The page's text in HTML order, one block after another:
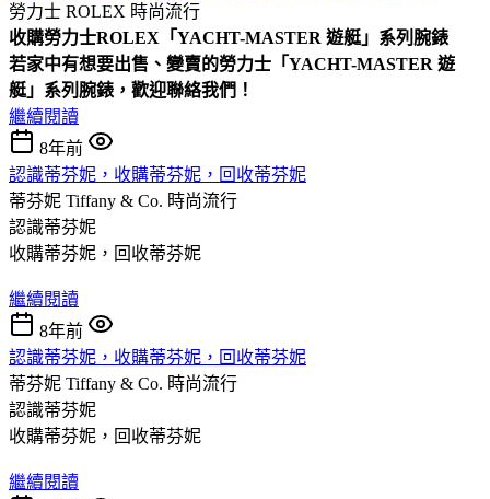
勞力士 ROLEX 時尚流行
收購勞力士ROLEX「YACHT-MASTER 遊艇 」 系列腕錶
若家中有想要出售、變賣的勞力士「YACHT-MASTER 遊
艇」系列腕錶，歡迎聯絡我們！
繼續閱讀
8年前
認識蒂芬妮，收購蒂芬妮，回收蒂芬妮
蒂芬妮 Tiffany & Co. 時尚流行
認識蒂芬妮
收購蒂芬妮，回收蒂芬妮
繼續閱讀
8年前
認識蒂芬妮，收購蒂芬妮，回收蒂芬妮
蒂芬妮 Tiffany & Co. 時尚流行
認識蒂芬妮
收購蒂芬妮，回收蒂芬妮
繼續閱讀